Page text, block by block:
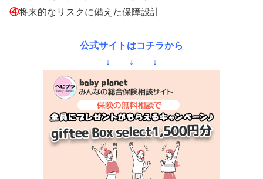
④将来的なリスクに備えた保障設計
公式サイトはコチラから
↓ ↓ ↓